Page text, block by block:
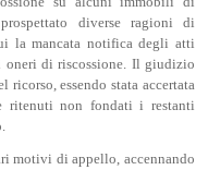
diverse ragioni di
la mancata notifica degli atti
di riscossione. Il giudizio
essendo stata accertata
ritenuti non fondati i restanti
motivi di appello, accennando